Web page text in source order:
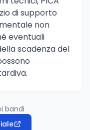
di supporto
non
eventuali
scadenza del
bandi